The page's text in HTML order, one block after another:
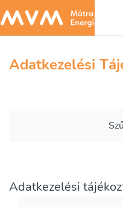
Adatkezelési
Adatkezelési